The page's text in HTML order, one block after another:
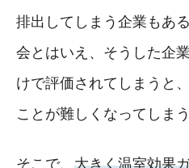
排出してしまう企業もあ
会とはいえ、そうした企
けで評価されてしまうと
ことが難しくなってしまう
そこで、 大きく温室効果